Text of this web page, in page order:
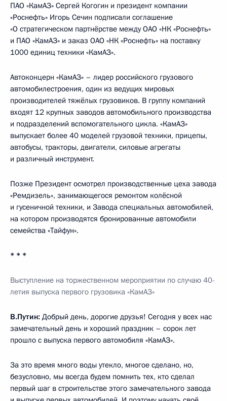
ПАО «КамАЗ» Сергей Когогин и президент компании
«Роснефть» Игорь Сечин подписали соглашение
«О стратегическом партнёрстве между ОАО «НК «Роснефть»
и ПАО «КамАЗ» и заказ ОАО «НК «Роснефть» на поставку
1000 единиц техники «КамАЗ».
Автоконцерн «КамАЗ» – лидер российского грузового
автомобилестроения, один из ведущих мировых
производителей тяжёлых грузовиков. В группу компаний
входят 12 крупных заводов автомобильного производства
и подразделений вспомогательного цикла. «КамАЗ»
выпускает более 40 моделей грузовой техники, прицепы,
автобусы, тракторы, двигатели, силовые агрегаты
и различный инструмент.
Позже Президент осмотрел производственные цеха завода
«Ремдизель», занимающегося ремонтом колёсной
и гусеничной техники, и Завода специальных автомобилей,
на котором производятся бронированные автомобили
семейства «Тайфун».
* * *
Выступление на торжественном мероприятии по случаю 40-
летия выпуска первого грузовика «КамАЗ»
В.Путин: Добрый день, дорогие друзья! Сегодня у всех нас
замечательный день и хороший праздник – сорок лет
прошло с выпуска первого автомобиля «КамАЗ».
За это время много воды утекло, многое сделано, но,
безусловно, мы всегда будем помнить тех, кто сделал
первый шаг в строительстве этого замечательного завода